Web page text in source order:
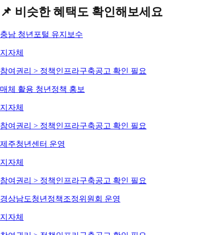
📌 비슷한 혜택도 확인해보세요
충남 청년포털 유지보수
지자체
참여권리 > 정책인프라구축공고 확인 필요
매체 활용 청년정책 홍보
지자체
참여권리 > 정책인프라구축공고 확인 필요
제주청년센터 운영
지자체
참여권리 > 정책인프라구축공고 확인 필요
경상남도청년정책조정위원회 운영
지자체